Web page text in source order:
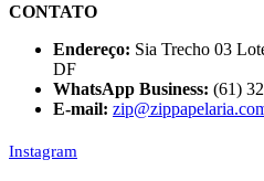
CONTATO
Endereço: Sia Trecho 03
DF
WhatsApp Business: (61)
E-mail:
Instagram